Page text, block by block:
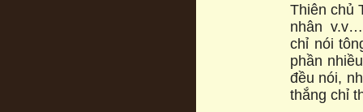
Thiên chủ
nhân
chỉ nói
phần
đều nói,
thắng chỉ